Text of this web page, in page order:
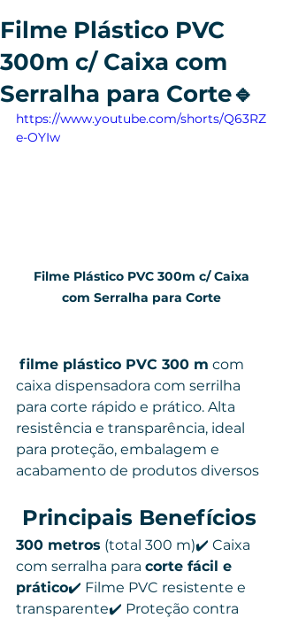
Filme Plástico PVC
300m c/ Caixa com
Serralha para Corte🔹
https://www.youtube.com/shorts/Q63RZ
e-OYIw
com Serralha para Corte
filme plástico PVC 300 m com
caixa dispensadora com serrilha
para corte rápido e prático. Alta
resistência e transparência, ideal
para proteção, embalagem e
acabamento de produtos diversos
Principais Benefícios
300 metros (total 300 m)✔️ Caixa
com serralha para corte fácil e
prático✔️ Filme PVC resistente e
transparente✔️ Proteção contra